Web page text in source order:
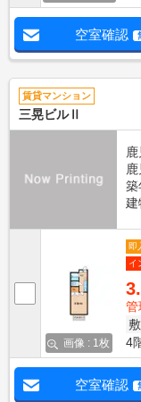
空室確認
賃貸マンション
三晃ビルⅡ
築
建
画像 : 1枚
即
イ
管
敷
4
空室確認